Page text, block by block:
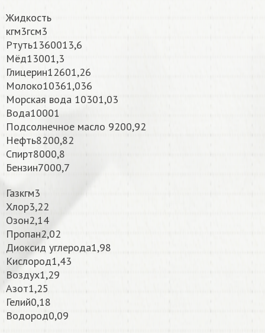
Жидкость
кгм3гсм3
Ртуть1360013,6
Мёд13001,3
Глицерин12601,26
Молоко10361,036
Морская вода 10301,03
Вода10001
Подсолнечное масло 9200,92
Нефть8200,82
Спирт8000,8
Бензин7000,7
Газкгм3
Хлор3,22
Озон2,14
Пропан2,02
Диоксид углерода1,98
Кислород1,43
Воздух1,29
Азот1,25
Гелий0,18
Водород0,09